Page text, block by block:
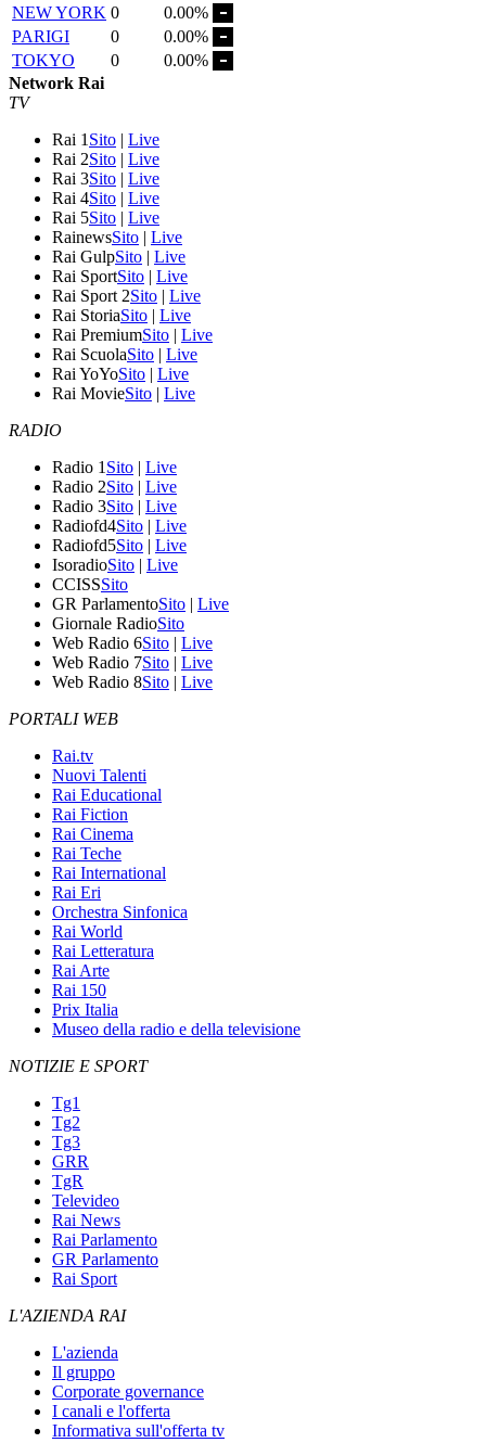
NEW YORK 0
0.00%
PARIGI
0
0.00%
TOKYO
0
0.00%
Network Rai
TV
Rai 1 Sito | Live
Rai 2Sito | Live
Rai 3Sito | Live
Rai 4Sito | Live
Rai 5Sito | Live
RainewsSito | Live
Rai GulpSito | Live
Rai SportSito | Live
Rai Sport 2Sito | Live
Rai StoriaSito | Live
Rai PremiumSito | Live
Rai ScuolaSito | Live
Rai YoYoSito | Live
Rai MovieSito | Live
RADIO
Radio 1 Sito | Live
Radio 2Sito | Live
Radio 3Sito | Live
Radiofd4Sito | Live
Radiofd5Sito | Live
IsoradioSito | Live
CCISSSito
GR ParlamentoSito | Live
Giornale RadioSito
Web Radio 6Sito | Live
Web Radio 7Sito | Live
Web Radio 8Sito | Live
PORTALI WEB
Rai.tv
Nuovi Talenti
Rai Educational
Rai Fiction
Rai Cinema
Rai Teche
Rai International
Rai Eri
Orchestra Sinfonica
Rai World
Rai Letteratura
Rai Arte
Rai 150
Prix Italia
Museo della radio e della televisione
NOTIZIE E SPORT
Tg1
Tg2
Tg3
GRR
TgR
Televideo
Rai News
Rai Parlamento
GR Parlamento
Rai Sport
L'AZIENDA RAI
L'azienda
Il gruppo
Corporate governance
I canali e l'offerta
Informativa sull'offerta tv